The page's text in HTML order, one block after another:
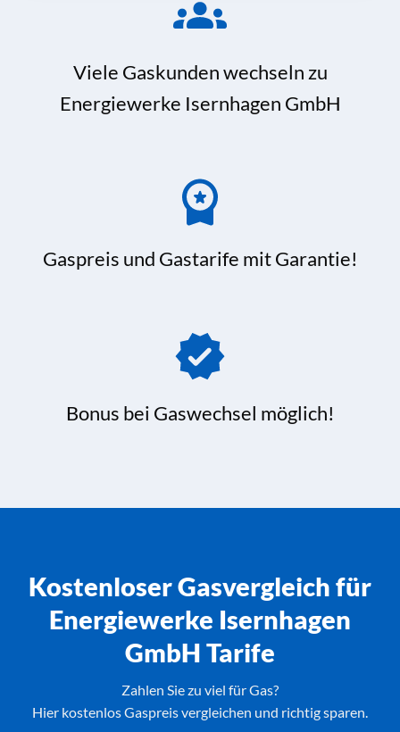
Viele Gaskunden wechseln zu
Energiewerke Isernhagen GmbH
Gaspreis und Gastarife mit Garantie!
Bonus bei Gaswechsel möglich!
Kostenloser Gasvergleich für
Energiewerke Isernhagen
GmbH Tarife
Zahlen Sie zu viel für Gas?
Hier kostenlos Gaspreis vergleichen und richtig sparen.